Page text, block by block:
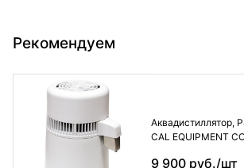
Рекомендуем
Аквадистиллятор,
CAL EQUIPMENT
9 900 руб./шт